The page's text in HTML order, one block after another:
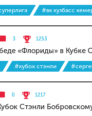
#вк кузбасс
3 1253
«Флориды» в
#кубок стэнли
0 1217
Стэнли